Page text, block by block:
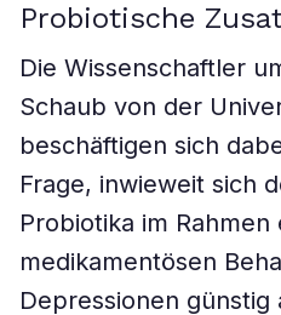
Probiotische
Die Wissenschaftler
Schaub von der
beschäftigen sich
Frage, inwieweit sich
Probiotika im Rahmen
medikamentösen
Depressionen günstig